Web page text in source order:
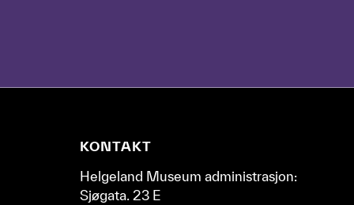
å
Nettsidebunn
KONTAKT
Helgeland Museum administrasjon:
Sjøgata. 23 E